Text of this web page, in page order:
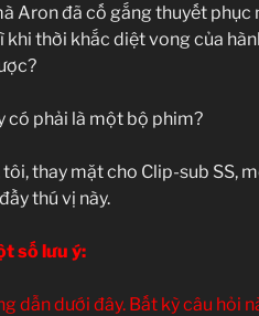
Aron đã cố gắng thuyết
khi thời khắc diệt vong của
có phải là một bộ phim?
thay mặt cho Clip-sub SS,
thú vị này.
số lưu ý:
dẫn dưới đây. Bất kỳ câu hỏi